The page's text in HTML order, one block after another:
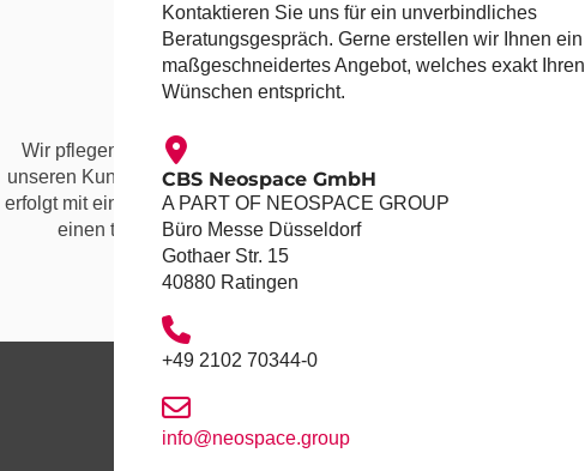
Nah
Wir pflegen einen persönlichen Kontakt zu
unseren Kunden und Partnern. Die Betreuung
erfolgt mit einem direkten Ansprechpartner, um
einen transparenten Austausch zu
gewährleisten.
Kontaktieren Sie uns für ein unverbindliches
Beratungsgespräch. Gerne erstellen wir Ihnen ein
maßgeschneidertes Angebot, welches exakt Ihren
Wünschen entspricht.
CBS Neospace GmbH
A PART OF NEOSPACE GROUP
Büro Messe Düsseldorf
Gothaer Str. 15
40880 Ratingen
+49 2102 70344-0
info@neospace.group